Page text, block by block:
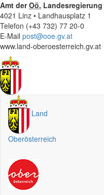
Amt derOö. Landesregierung
4021 Linz • Landhausplatz 1
Telefon (+43 732) 77 20-0
E-Mail post@ooe.gv.at
www.land-oberoesterreich.gv.at
Land
Oberösterreich